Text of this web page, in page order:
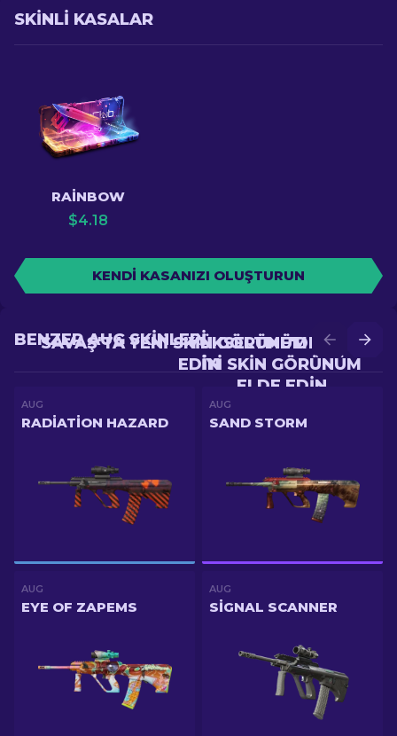
SKINLI KASALAR
RAINBOW
$4.18
KENDI KASANIZI OLUŞTURUN
YÜKSELTME'DE DAHA
IYI SKIN GÖRÜNÜM
ELDE EDIN
SAVAŞ'TA YENI SKIN GÖRÜNÜM ELDE
EDIN
BENZER AUG SKINLERI
AUG
RADIATION HAZARD
AUG
SAND STORM
AUG
EYE OF ZAPEMS
AUG
SIGNAL SCANNER